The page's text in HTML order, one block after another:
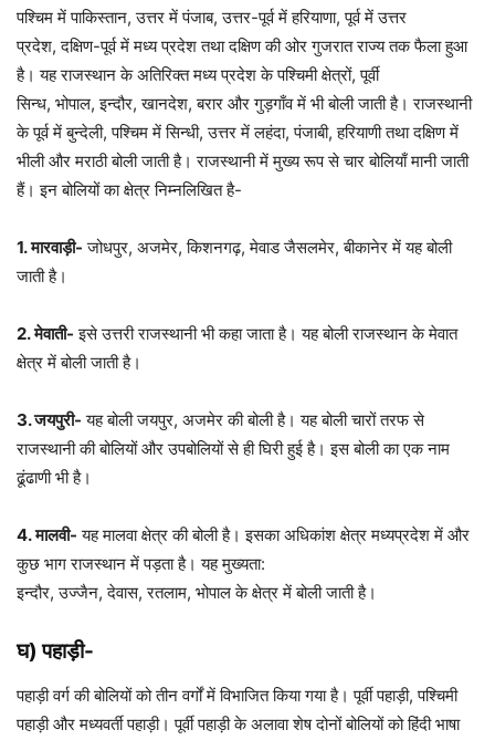
पश्चिम में पाकिस्तान, उत्तर में पंजाब, उत्तर-पूर्व में हरियाणा, पूर्व में उत्तर
प्रदेश, दक्षिण-पूर्व में मध्य प्रदेश तथा दक्षिण की ओर गुजरात राज्य तक फैला हुआ
है। यह राजस्थान के अतिरिक्त मध्य प्रदेश के पश्चिमी क्षेत्रों, पूर्वी
सिन्ध, भोपाल, इन्दौर, खानदेश, बरार और गुड़गाँव में भी बोली जाती है। राजस्थानी
के पूर्व में बुन्देली, पश्चिम में सिन्धी, उत्तर में लहंदा, पंजाबी, हरियाणी तथा दक्षिण में
भीली और मराठी बोली जाती है। राजस्थानी में मुख्य रूप से चार बोलियाँ मानी जाती
हैं। इन बोलियों का क्षेत्र निम्नलिखित है-
1. मारवाड़ी- जोधपुर, अजमेर, किशनगढ़, मेवाड जैसलमेर, बीकानेर में यह बोली
जाती है।
2. मेवाती- इसे उत्तरी राजस्थानी भी कहा जाता है। यह बोली राजस्थान के मेवात
क्षेत्र में बोली जाती है।
3. जयपुरी- यह बोली जयपुर, अजमेर की बोली है। यह बोली चारों तरफ से
राजस्थानी की बोलियों और उपबोलियों से ही घिरी हुई है। इस बोली का एक नाम
ढूंढाणी भी है।
4. मालवी- यह मालवा क्षेत्र की बोली है। इसका अधिकांश क्षेत्र मध्यप्रदेश में और
कुछ भाग राजस्थान में पड़ता है। यह मुख्यता:
इन्दौर, उज्जैन, देवास, रतलाम, भोपाल के क्षेत्र में बोली जाती है।
घ) पहाड़ी-
पहाड़ी वर्ग की बोलियों को तीन वर्गों में विभाजित किया गया है। पूर्वी पहाड़ी, पश्चिमी
पहाड़ी और मध्यवर्ती पहाड़ी। पूर्वी पहाड़ी के अलावा शेष दोनों बोलियों को हिंदी भाषा